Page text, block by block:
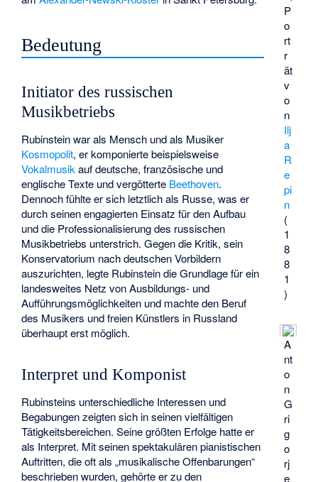
P
o
rt
r
ät
v
o
n
Ilj
a
R
e
pi
n
(
1
8
8
1
)
A
nt
o
n
G
ri
g
o
rj
e
Bedeutung
Initiator des russischen
Musikbetriebs
Rubinstein war als Mensch und als Musiker
Kosmopolit, er komponierte beispielsweise
Vokalmusikauf deutsche, französische und
englische Texte und vergötterte Beethoven.
Dennoch fühlte er sich letztlich als Russe, was er
durch seinen engagierten Einsatz für den Aufbau
und die Professionalisierung des russischen
Musikbetriebs unterstrich. Gegen die Kritik, sein
Konservatorium nach deutschen Vorbildern
auszurichten, legte Rubinstein die Grundlage für ein
landesweites Netz von Ausbildungs- und
Aufführungsmöglichkeiten und machte den Beruf
des Musikers und freien Künstlers in Russland
überhaupt erst möglich.
Interpret und Komponist
Rubinsteins unterschiedliche Interessen und
Begabungen zeigten sich in seinen vielfältigen
Tätigkeitsbereichen. Seine größten Erfolge hatte er
als Interpret. Mit seinen spektakulären pianistischen
Auftritten, die oft als „musikalische Offenbarungen“
beschrieben wurden, gehörte er zu den